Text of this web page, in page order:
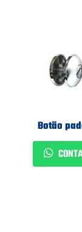
Botão